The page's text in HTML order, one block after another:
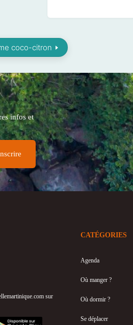
coco-citron
infos et
sur
CATÉGORIES
Agenda
Où manger ?
Où dormir ?
Se déplacer